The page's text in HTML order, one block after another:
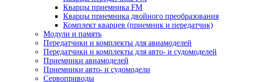
Кварцы приемника FM
Кварцы приемника двойного преобразования
Комплект кварцев (приемник и передатчик)
Модули и память
Передатчики и комплекты для авиамоделей
Передатчики и комплекты для авто- и судомоделей
Приемники авиамоделей
Приемники авто- и судомодели
Сервоприводы